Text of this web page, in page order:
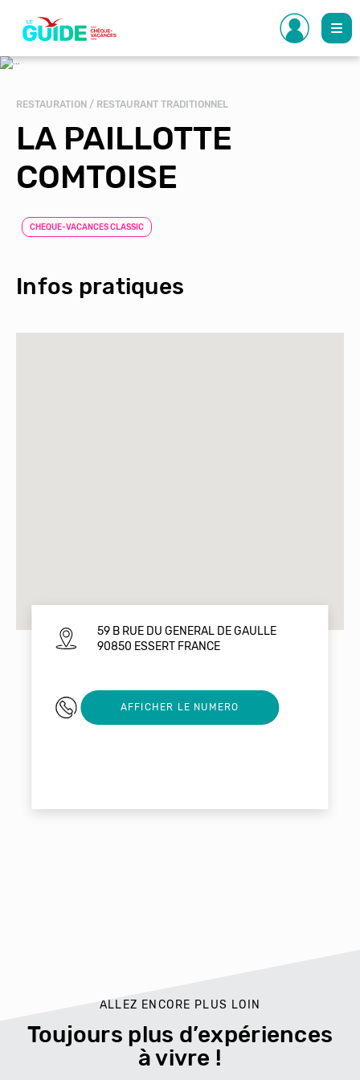
contenu
principal
RESTAURATION / RESTAURANT TRADITIONNEL
LA PAILLOTTE
COMTOISE
CHEQUE-VACANCES CLASSIC
Infos pratiques
59 B RUE DU GENERAL DE GAULLE
90850 ESSERT FRANCE
06 10 13 65 64
AFFICHER LE NUMERO
ALLEZ ENCORE PLUS LOIN
Toujours plus d’expériences
à vivre !